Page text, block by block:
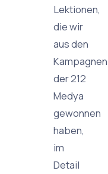
Lektionen,
die wir
aus den
Kampagnen
der 212
Medya
gewonnen
haben,
im
Detail